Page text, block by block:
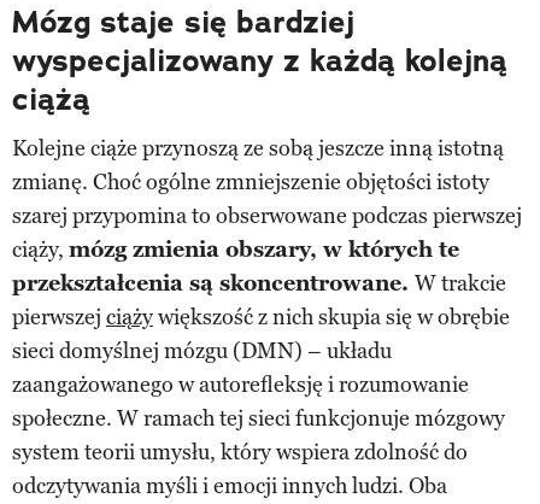
Mózg staje się bardziej
wyspecjalizowany z każdą kolejną
ciążą
Kolejne ciąże przynoszą ze sobą jeszcze inną istotną
zmianę. Choć ogólne zmniejszenie objętości istoty
szarej przypomina to obserwowane podczas pierwszej
ciąży, mózg zmienia obszary, w których te
przekształcenia są skoncentrowane. W trakcie
pierwszej ciążywiększość z nich skupia się w obrębie
sieci domyślnej mózgu (DMN) – układu
zaangażowanego w autorefleksję i rozumowanie
społeczne. W ramach tej sieci funkcjonuje mózgowy
system teorii umysłu, który wspiera zdolność do
odczytywania myśli i emocji innych ludzi. Oba